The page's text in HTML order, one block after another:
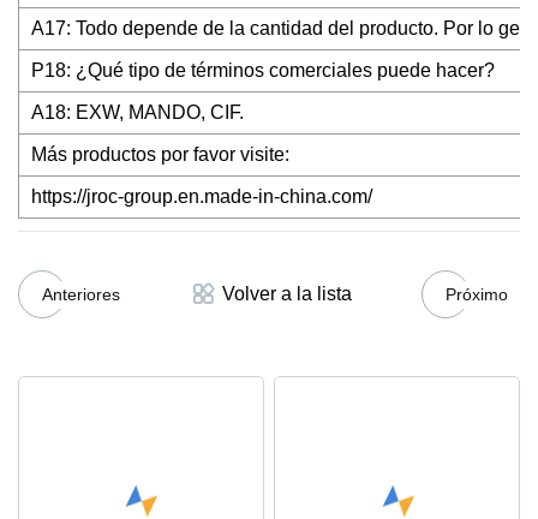
A17: Todo depende de la cantidad del producto. Por lo
P18: ¿Qué tipo de términos comerciales puede hacer?
A18: EXW, MANDO, CIF.
Más productos por favor visite:
https://jroc-group.en.made-in-china.com/
Anteriores Volver a la lista Próximo